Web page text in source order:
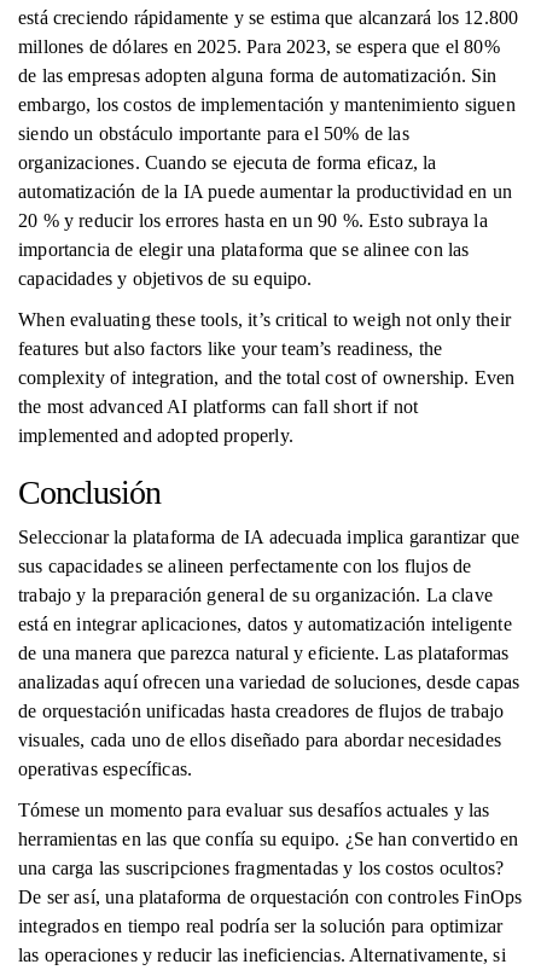
está creciendo rápidamente y se estima que alcanzará los 12.800
millones de dólares en 2025. Para 2023, se espera que el 80%
de las empresas adopten alguna forma de automatización. Sin
embargo, los costos de implementación y mantenimiento siguen
siendo un obstáculo importante para el 50% de las
organizaciones. Cuando se ejecuta de forma eficaz, la
automatización de la IA puede aumentar la productividad en un
20 % y reducir los errores hasta en un 90 %. Esto subraya la
importancia de elegir una plataforma que se alinee con las
capacidades y objetivos de su equipo.
When evaluating these tools, it’s critical to weigh not only their
features but also factors like your team’s readiness, the
complexity of integration, and the total cost of ownership. Even
the most advanced AI platforms can fall short if not
implemented and adopted properly.
Conclusión
Seleccionar la plataforma de IA adecuada implica garantizar que
sus capacidades se alineen perfectamente con los flujos de
trabajo y la preparación general de su organización. La clave
está en integrar aplicaciones, datos y automatización inteligente
de una manera que parezca natural y eficiente. Las plataformas
analizadas aquí ofrecen una variedad de soluciones, desde capas
de orquestación unificadas hasta creadores de flujos de trabajo
visuales, cada uno de ellos diseñado para abordar necesidades
operativas específicas.
Tómese un momento para evaluar sus desafíos actuales y las
herramientas en las que confía su equipo. ¿Se han convertido en
una carga las suscripciones fragmentadas y los costos ocultos?
De ser así, una plataforma de orquestación con controles FinOps
integrados en tiempo real podría ser la solución para optimizar
las operaciones y reducir las ineficiencias. Alternativamente, si